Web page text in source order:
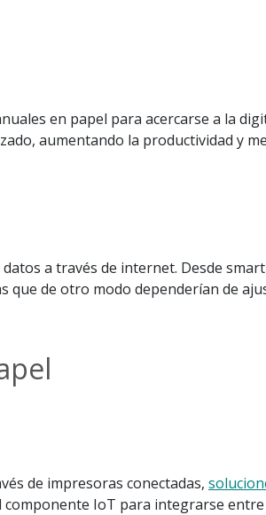
en papel para acercarse a la
aumentando la productividad y
a través de internet. Desde
que de otro modo dependerían de
de impresoras conectadas,
componente IoT para integrarse